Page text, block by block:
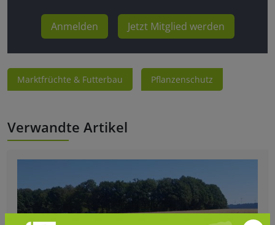
Anmelden Jetzt Mitglied werden
Marktfrüchte & Futterbau Pflanzenschutz
Verwandte Artikel